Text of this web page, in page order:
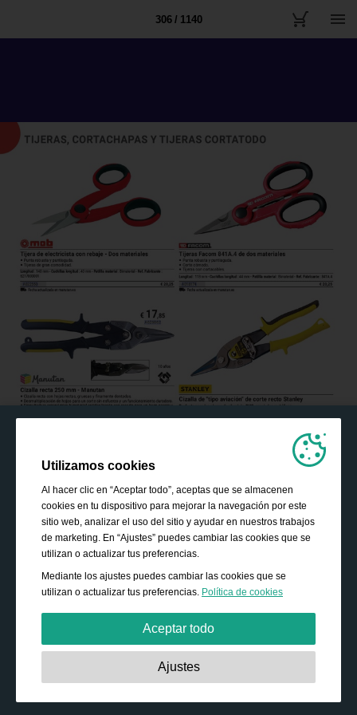
306 / 1140
Utilizamos cookies
Al hacer clic en “Aceptar todo”, aceptas que se almacenen
cookies en tu dispositivo para mejorar la navegación por este
sitio web, analizar el uso del sitio y ayudar en nuestros trabajos
de marketing. En “Ajustes” puedes cambiar las cookies que se
utilizan o actualizar tus preferencias.
Mediante los ajustes puedes cambiar las cookies que se
utilizan o actualizar tus preferencias. Política de cookies
Aceptar todo
Estrictamente necesarias:
para habilitar funciones básicas como la navegación, la
Ajustes